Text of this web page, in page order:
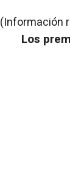
(Información
Los